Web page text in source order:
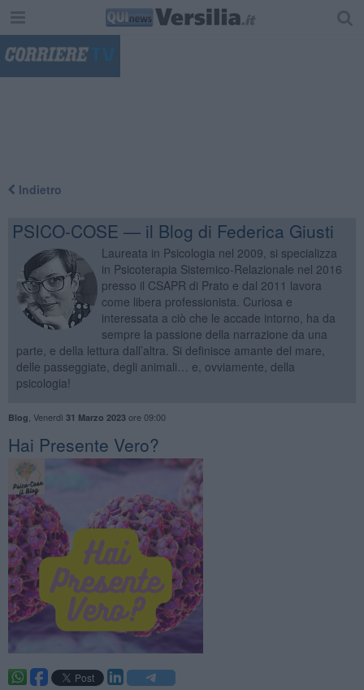
Indietro
PSICO-COSE — il Blog di Federica Giusti
Laureata in Psicologia nel 2009, si specializza
in Psicoterapia Sistemico-Relazionale nel 2016
presso il CSAPR di Prato e dal 2011 lavora
come libera professionista. Curiosa e
interessata a ciò che le accade intorno, ha da
sempre la passione della narrazione da una
parte, e della lettura dall’altra. Si definisce amante del mare,
delle passeggiate, degli animali… e, ovviamente, della
psicologia!
Blog Venerdì 31 Marzo 2023ore 09:00
​Hai Presente Vero?